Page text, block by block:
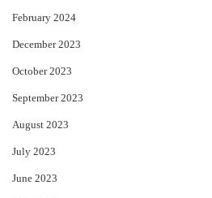
February 2024
December 2023
October 2023
September 2023
August 2023
July 2023
June 2023